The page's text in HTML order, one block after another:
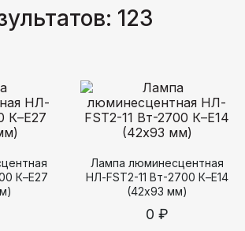
123
К–Е27
Лампа люминесцентная
НЛ-FSТ2-11 Вт-2700 К–Е14
(42х93 мм)
0 ₽